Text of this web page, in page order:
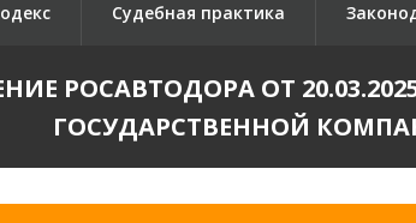
Судебная практика
РОСАВТОДОРА ОТ
ГОСУДАРСТВЕННОЙ